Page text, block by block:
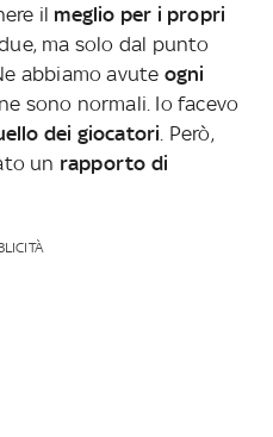
il meglio per i propri
ma solo dal punto
abbiamo avute ogni
sono normali. Io facevo
dei giocatori . Però,
un rapporto di